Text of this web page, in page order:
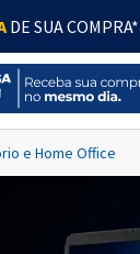
DE SUA COMPRA*
e Home Office